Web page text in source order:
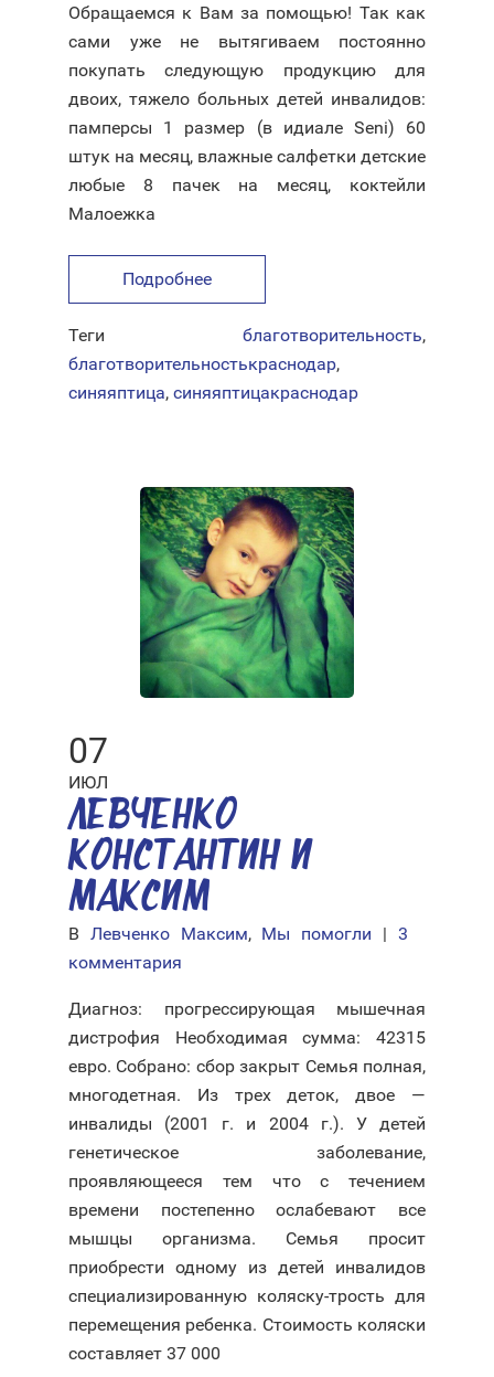
Обращаемся к Вам за помощью! Так как
сами уже не вытягиваем постоянно
покупать следующую продукцию для
двоих, тяжело больных детей инвалидов:
памперсы 1 размер (в идиале Seni) 60
штук на месяц, влажные салфетки детские
любые 8 пачек на месяц, коктейли
Малоежка
Подробнее
Теги благотворительность,
благотворительностькраснодар,
синяяптица, синяяптицакраснодар
07
ИЮЛ
ЛЕВЧЕНКО
КОНСТАНТИН И
МАКСИМ
В Левченко Максим, Мы помогли | 3
комментария
Диагноз: прогрессирующая мышечная
дистрофия Необходимая сумма: 42315
евро. Собрано: сбор закрыт Семья полная,
многодетная. Из трех деток, двое —
инвалиды (2001 г. и 2004 г.). У детей
генетическое заболевание,
проявляющееся тем что с течением
времени постепенно ослабевают все
мышцы организма. Семья просит
приобрести одному из детей инвалидов
специализированную коляску-трость для
перемещения ребенка. Стоимость коляски
составляет 37 000